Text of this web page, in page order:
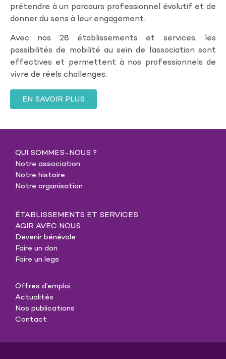
prétendre à un parcours professionnel évolutif et de
donner du sens à leur engagement.
Avec nos 28 établissements et services, les
possibilités de mobilité au sein de l’association sont
effectives et permettent à nos professionnels de
vivre de réels challenges.
EN SAVOIR PLUS
QUI SOMMES-NOUS ?
Notre association
Notre histoire
Notre organisation
ÉTABLISSEMENTS ET SERVICES
AGIR AVEC NOUS
Devenir bénévole
Faire un don
Faire un legs
Offres d’emploi
Actualités
Nos publications
Contact